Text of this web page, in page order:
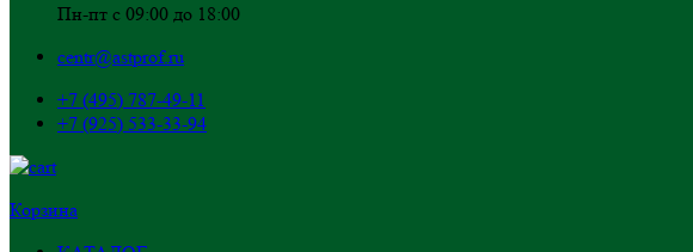
Пн-пт с 09:00 до 18:00
centr@astprof.ru
+7 (495) 787-49-11
+7 (925) 533-33-94
Корзина